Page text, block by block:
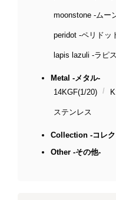
moonstone -ムー
peridot -ペリドッ
lapis lazuli -ラピ
Metal -メタル-
14KGF(1/20)
ステンレス
Collection -コレ
Other -その他-